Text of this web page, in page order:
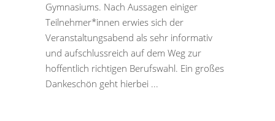
Gymnasiums. Nach Aussagen einiger
Teilnehmer*innen erwies sich der
Veranstaltungsabend als sehr informativ
und aufschlussreich auf dem Weg zur
hoffentlich richtigen Berufswahl. Ein großes
Dankeschön geht hierbei